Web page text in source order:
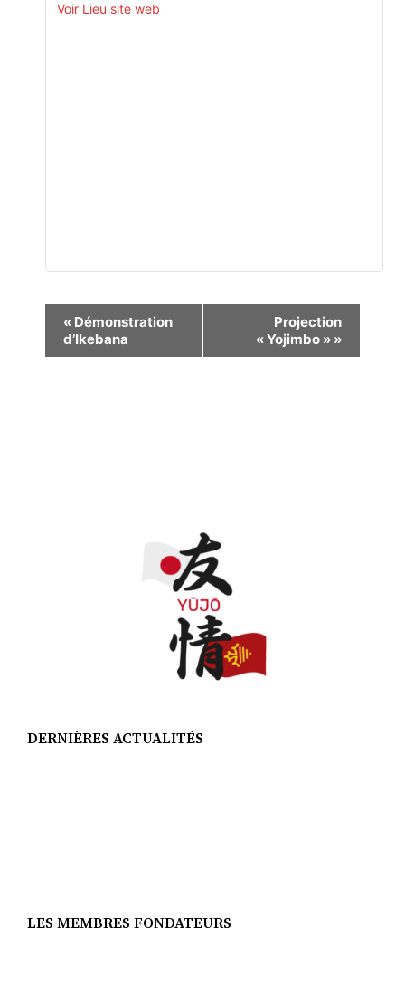
Voir Lieu site web
Navigation
Évènement
« Démonstration
d’Ikebana
Projection
« Yojimbo » »
DERNIÈRES ACTUALITÉS
LES MEMBRES FONDATEURS